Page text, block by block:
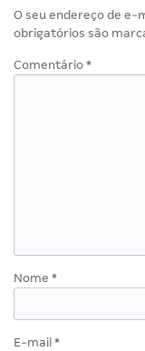
O seu endereço de e-
obrigatórios são
Comentário *
Nome *
E-mail *